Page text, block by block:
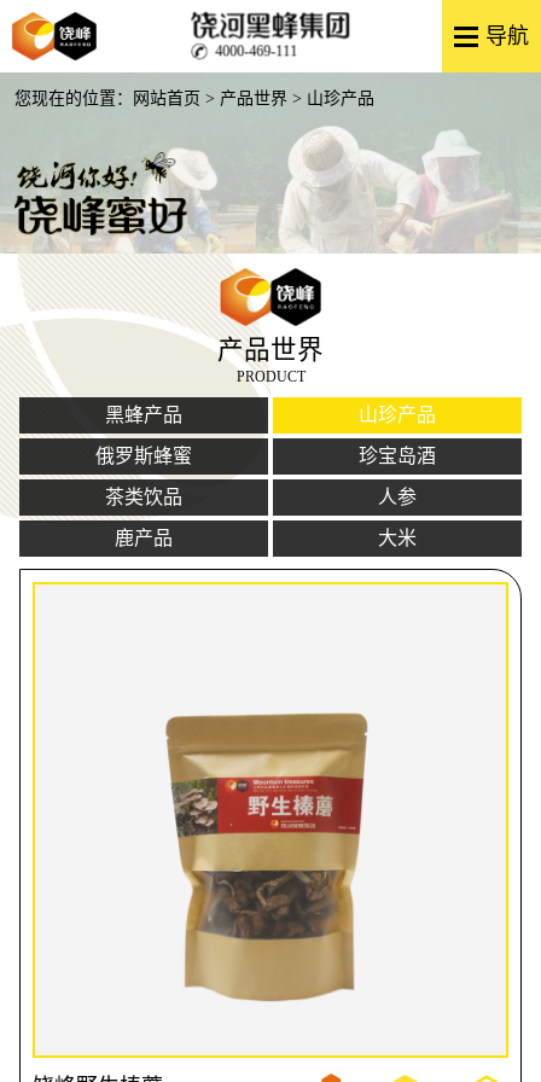
4000-469-111
您现在的位置： 网站首页 > 产品世界> 山珍产品
产品世界
PRODUCT
黑蜂产品
山珍产品
俄罗斯蜂蜜
珍宝岛酒
茶类饮品
人参
鹿产品
大米